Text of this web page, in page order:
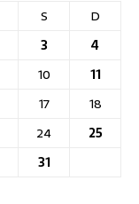
S
D
3
4
10
11
17
18
24
25
31